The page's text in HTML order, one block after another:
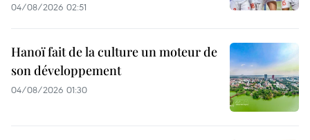
04/08/2026 02:51
Hanoï fait de la culture un moteur de
son développement
04/08/2026 01:30